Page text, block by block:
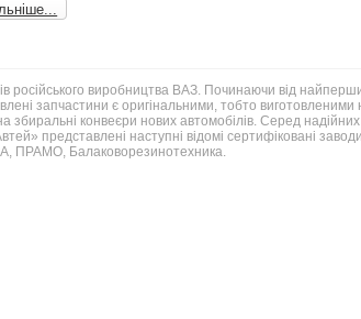
російського виробництва ВАЗ. Починаючи від
запчастини є оригінальними, тобто виготовленими
конвеєри нових автомобілів. Серед надійних
представлені наступні відомі сертифіковані
Балаковорезинотехника.